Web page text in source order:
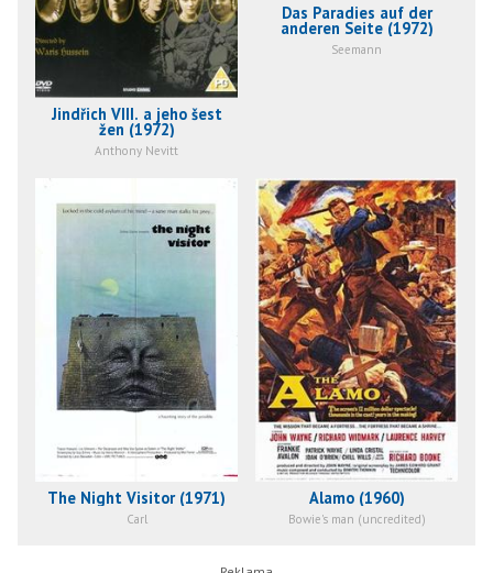
Jindřich VIII. a jeho šest
žen (1972)
Anthony Nevitt
Das Paradies auf der
anderen Seite (1972)
Seemann
The Night Visitor (1971)
Carl
Alamo (1960)
Bowie's man (uncredited)